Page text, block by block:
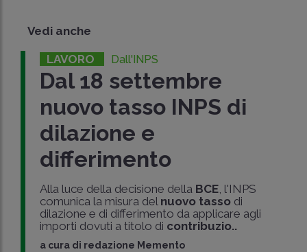
Vedi anche
LAVORO Dall'INPS
Dal 18 settembre
nuovo tasso INPS di
dilazione e
differimento
Alla luce della decisione della BCE , l'INPS
comunica la misura del nuovo tasso di
dilazione e di differimento da applicare agli
importi dovuti a titolo di contribuzio..
a cura di redazione Memento